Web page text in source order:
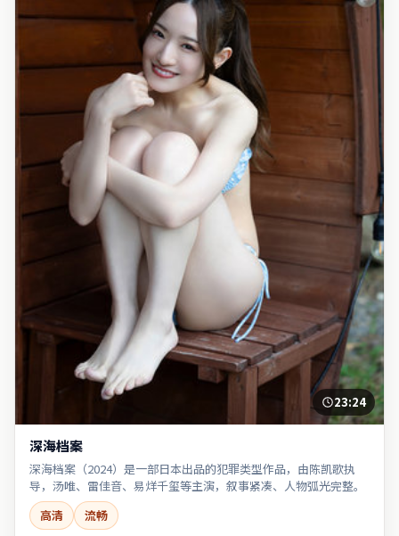
23:24
深海档案
深海档案（2024）是一部日本出品的犯罪类型作品，由陈凯歌执
导，汤唯、雷佳音、易烊千玺等主演，叙事紧凑、人物弧光完整。
高清
流畅